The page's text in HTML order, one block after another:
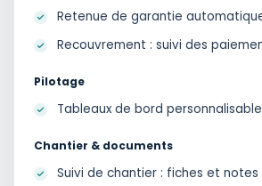
Retenue de garantie
Recouvrement : suivi des
Pilotage
Tableaux de bord
Chantier & documents
Suivi de chantier : fiches et